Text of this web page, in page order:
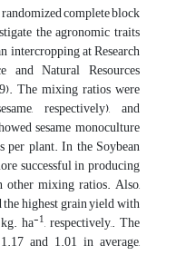
complete block
the agronomic traits
intercropping at Research
Natural Resources
The mixing ratios were
respectively), and
sesame monoculture
per plant. In the Soybean
successful in producing
other mixing ratios. Also,
the highest grain yield with
ha-1, respectively,. The
and 1.01 in average,